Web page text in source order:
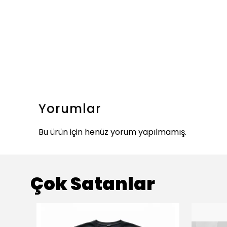
Yorumlar
Bu ürün için henüz yorum yapılmamış.
Çok Satanlar